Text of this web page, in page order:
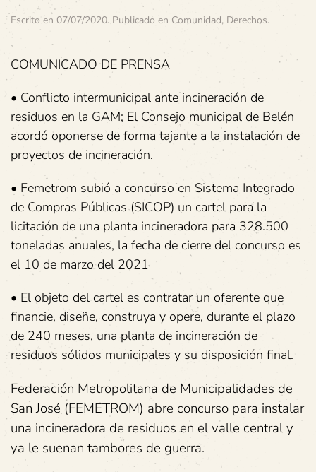
Escrito en 07/07/2020. Publicado en Comunidad, Derechos.
COMUNICADO DE PRENSA
• Conflicto intermunicipal ante incineración de
residuos en la GAM; El Consejo municipal de Belén
acordó oponerse de forma tajante a la instalación de
proyectos de incineración.
• Femetrom subió a concurso en Sistema Integrado
de Compras Públicas (SICOP) un cartel para la
licitación de una planta incineradora para 328.500
toneladas anuales, la fecha de cierre del concurso es
el 10 de marzo del 2021
• El objeto del cartel es contratar un oferente que
financie, diseñe, construya y opere, durante el plazo
de 240 meses, una planta de incineración de
residuos sólidos municipales y su disposición final.
Federación Metropolitana de Municipalidades de
San José (FEMETROM) abre concurso para instalar
una incineradora de residuos en el valle central y
ya le suenan tambores de guerra.